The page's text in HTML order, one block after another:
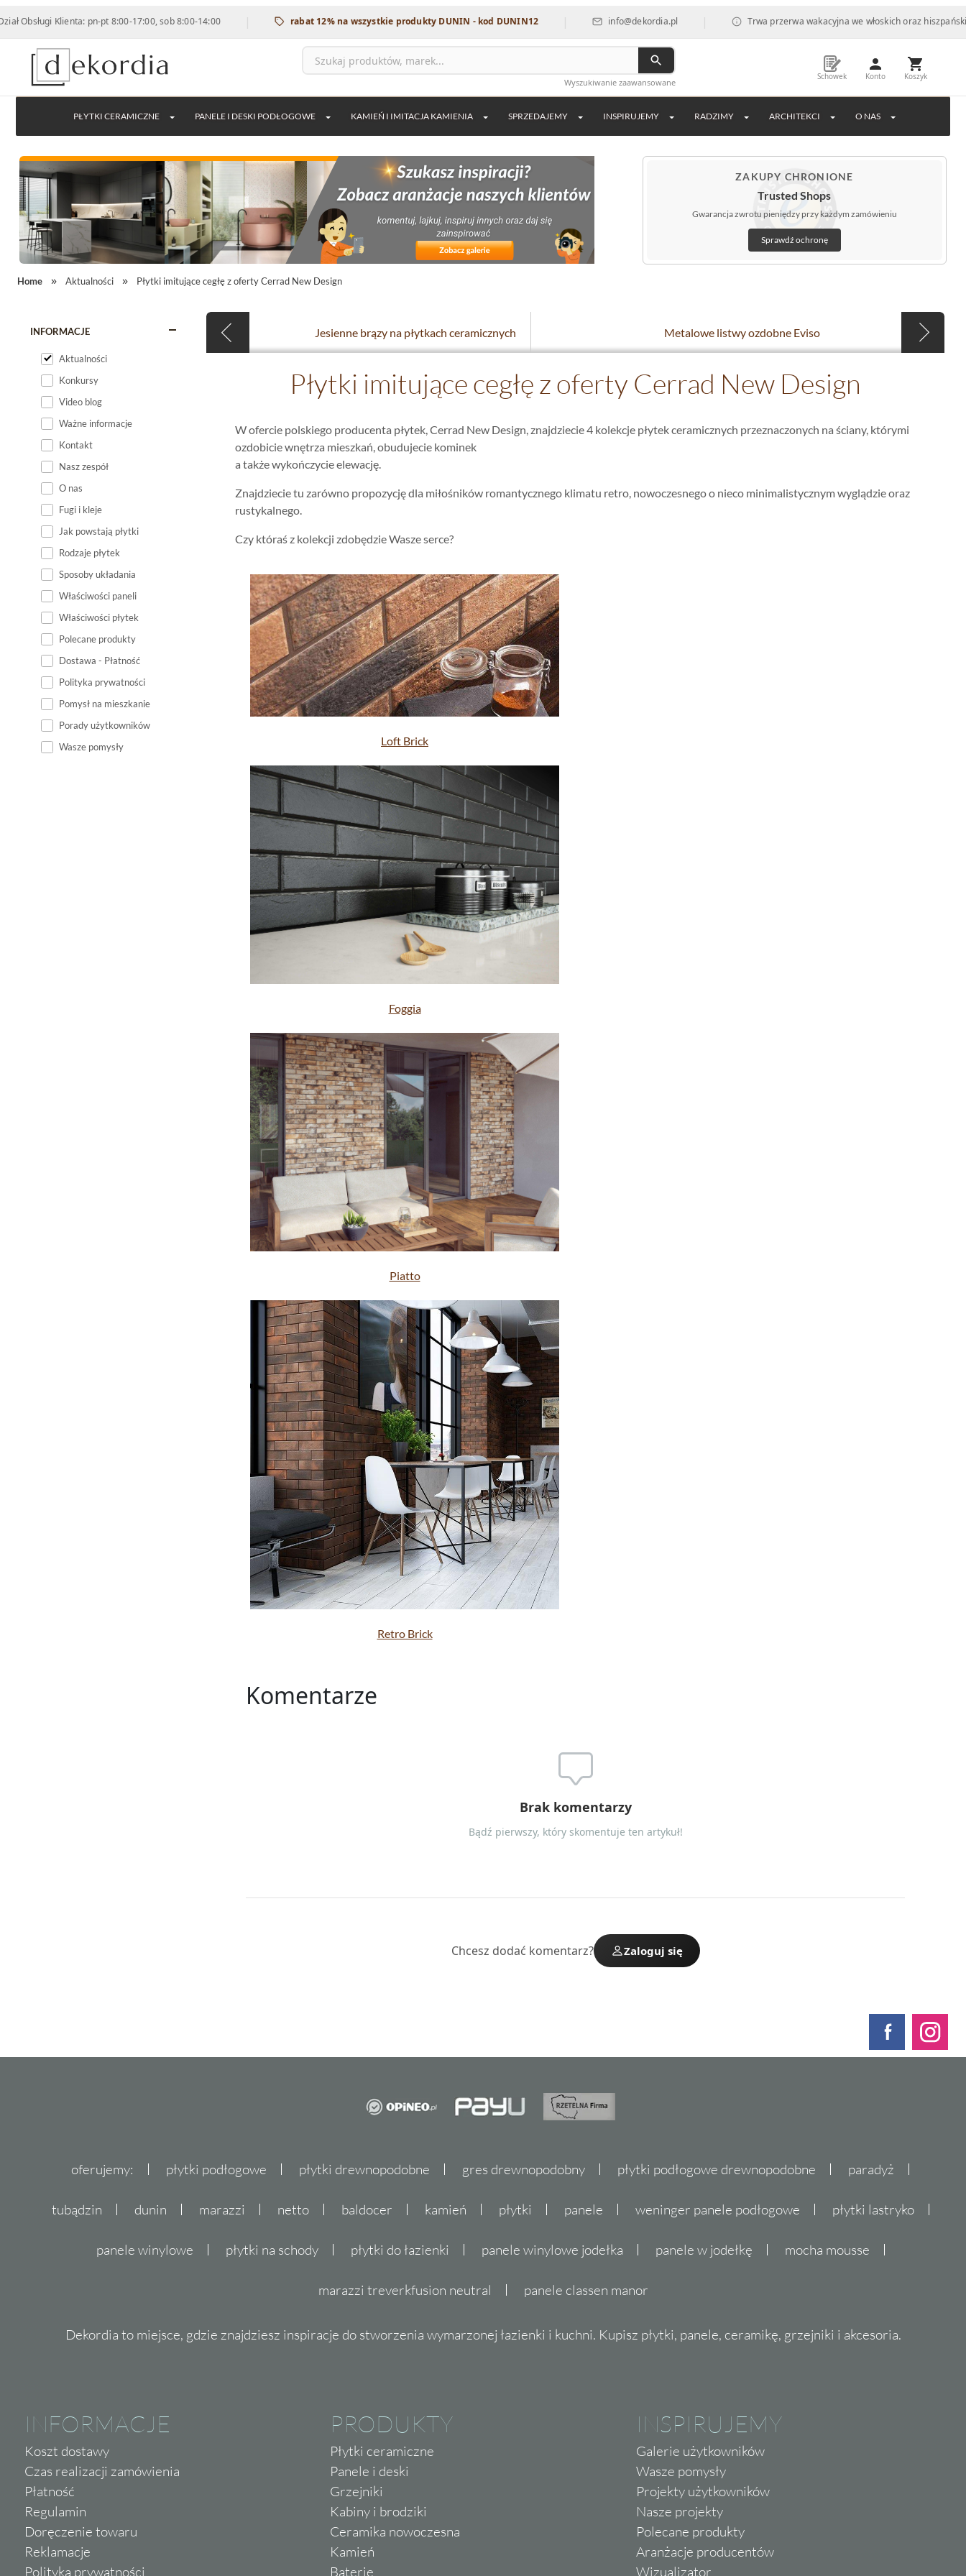
Klienta: pn-pt 8:00-17:00, sob 8:00-14:00 | rabat 12% na wszystkie produkty DUNIN - kod DUNIN12 | info@dekordia.pl | Trwa przerwa wakacyjna we włoskich oraz hiszpańskich
Wyszukiwanie zaawansowane
Schowek Konto Koszyk
PŁYTKI CERAMICZNE PANELE I DESKI PODŁOGOWE KAMIEŃ I IMITACJA KAMIENIA SPRZEDAJEMY INSPIRUJEMY RADZIMY ARCHITEKCI O NAS
ZAKUPY CHRONIONE
Trusted Shops
Gwarancja zwrotu pieniędzy przy każdym zamówieniu
Sprawdź ochronę
Home Aktualności Płytki imitujące cegłę z oferty Cerrad New Design
INFORMACJE
Aktualności
Konkursy
Video blog
Ważne informacje
Kontakt
Nasz zespół
O nas
Fugi i kleje
Jak powstają płytki
Rodzaje płytek
Sposoby układania
Właściwości paneli
Właściwości płytek
Polecane produkty
Dostawa - Płatność
Polityka prywatności
Pomysł na mieszkanie
Porady użytkowników
Wasze pomysły
Jesienne brązy na płytkach ceramicznych Metalowe listwy ozdobne Eviso
Płytki imitujące cegłę z oferty Cerrad New Design
W ofercie polskiego producenta płytek, Cerrad New Design, znajdziecie 4 kolekcje płytek ceramicznych przeznaczonych na ściany, którymi
ozdobicie wnętrza mieszkań, obudujecie kominek
a także wykończycie elewację.
Znajdziecie tu zarówno propozycję dla miłośników romantycznego klimatu retro, nowoczesnego o nieco minimalistycznym wyglądzie oraz
rustykalnego.
Czy któraś z kolekcji zdobędzie Wasze serce?
Loft Brick
Foggia
Piatto
Retro Brick
Komentarze
Brak komentarzy
Bądź pierwszy, który skomentuje ten artykuł!
Chcesz dodać komentarz? Zaloguj się
oferujemy: płytki podłogowe płytki drewnopodobne gres drewnopodobny płytki podłogowe drewnopodobne paradyż
tubądzin dunin marazzi netto baldocer kamień płytki panele weninger panele podłogowe płytki lastryko
panele winylowe płytki na schody płytki do łazienki panele winylowe jodełka panele w jodełkę mocha mousse
marazzi treverkfusion neutral panele classen manor
Dekordia to miejsce, gdzie znajdziesz inspiracje do stworzenia wymarzonej łazienki i kuchni. Kupisz płytki, panele, ceramikę, grzejniki i akcesoria.
INFORMACJE
Koszt dostawy
Czas realizacji zamówienia
Płatność
Regulamin
Doręczenie towaru
Reklamacje
Polityka prywatności
PRODUKTY
Płytki ceramiczne
Panele i deski
Grzejniki
Kabiny i brodziki
Ceramika nowoczesna
Kamień
Baterie
INSPIRUJEMY
Galerie użytkowników
Wasze pomysły
Projekty użytkowników
Nasze projekty
Polecane produkty
Aranżacje producentów
Wizualizator